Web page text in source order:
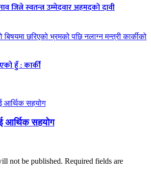
जित्ने स्वतन्त्र उम्मेदवार अहमदको दावी
हुँ : कार्की
आर्थिक सहयोग
not be published. Required fields are